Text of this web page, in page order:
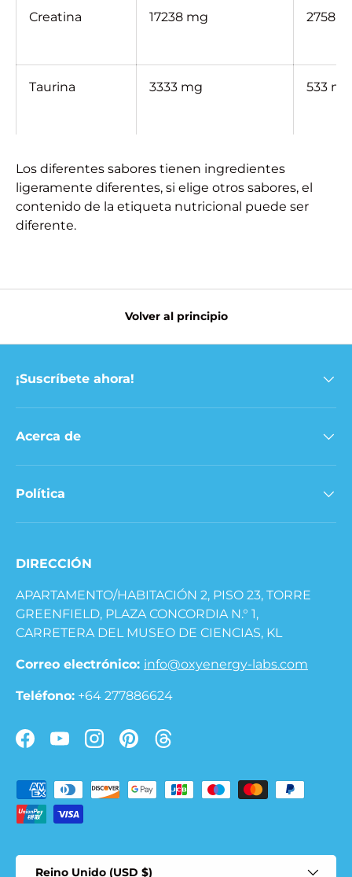
Creatina 17238 mg 2758
Taurina 3333 mg 533 mg
Los diferentes sabores tienen ingredientes
ligeramente diferentes, si elige otros sabores, el
contenido de la etiqueta nutricional puede ser
diferente.
Volver al principio
¡Suscríbete ahora!
Acerca de
Política
DIRECCIÓN
APARTAMENTO/HABITACIÓN 2, PISO 23, TORRE
GREENFIELD, PLAZA CONCORDIA N.° 1,
CARRETERA DEL MUSEO DE CIENCIAS, KL
Correo electrónico: info@oxyenergy-labs.com
Teléfono: +64 277886624
Facebook
YouTubeInstagram
PinterestTrapos
Formas de pago aceptadas
País/Región
Reino Unido (USD $)